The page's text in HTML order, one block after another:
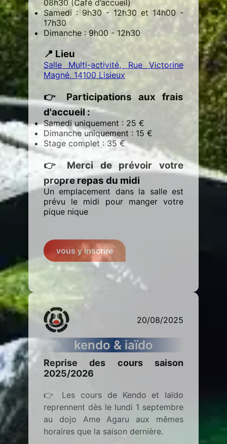
08h30 (Café d’accueil)
Samedi : 9h30 - 12h30 et 14h00 -
17h30
Dimanche : 9h00 - 12h30
📍 Lieu
Salle Multi-activité, Rue Victorine
Magné, 14100 Lisieux
👉 Participations aux frais
d'accueil :
Samedi uniquement : 25 €
Dimanche uniquement : 15 €
Stage complet : 35 €
👉 Merci de prévoir votre
propre repas du midi
Un emplacement dans la salle est
prévu le midi pour manger votre
pique nique
vous y inscrire
20/08/2025
kendo & iaïdo
Reprise des cours saison
2025/2026
👉 Les cours de Kendo et Iaïdo
reprennent dès le lundi 1 septembre
au dojo Ame Agaru aux mêmes
horaires que la saison dernière.